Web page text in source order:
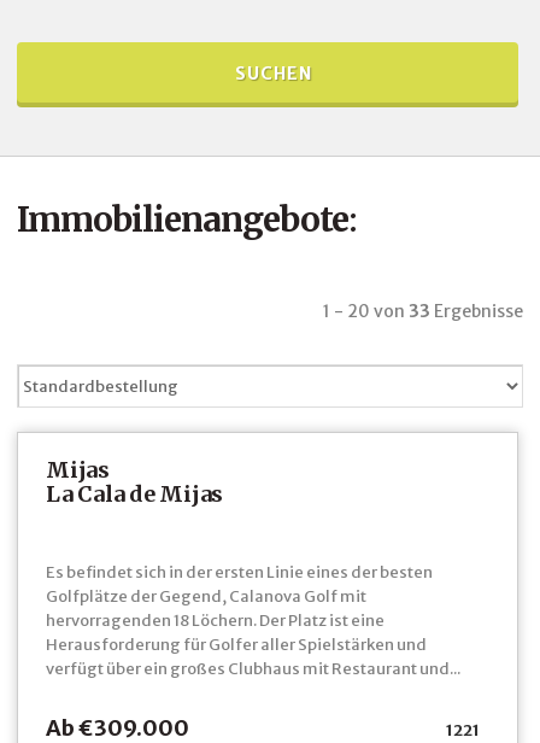
Immobilienangebote:
1 - 20 von 33 Ergebnisse
Mijas
La Cala de Mijas
Es befindet sich in der ersten Linie eines der besten
Golfplätze der Gegend, Calanova Golf mit
hervorragenden 18 Löchern. Der Platz ist eine
Herausforderung für Golfer aller Spielstärken und
verfügt über ein großes Clubhaus mit Restaurant und...
Ab €309.000 1221